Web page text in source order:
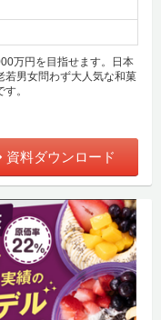
万円を目指せます。日本
若男女問わず大人気な和菓
。
資料ダウンロード